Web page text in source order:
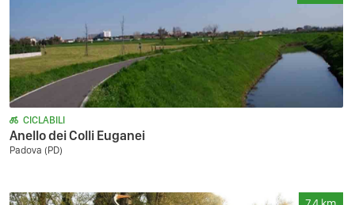
CICLABILI
Anello dei Colli Euganei
Padova (PD)